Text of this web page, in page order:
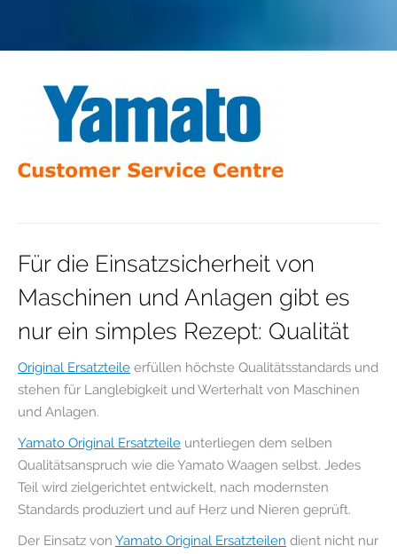
Für die Einsatzsicherheit von
Maschinen und Anlagen gibt es
nur ein simples Rezept: Qualität
Original Ersatzteile erfüllen höchste Qualitätsstandards und
stehen für Langlebigkeit und Werterhalt von Maschinen
und Anlagen.
Yamato Original Ersatzteile unterliegen dem selben
Qualitätsanspruch wie die Yamato Waagen selbst. Jedes
Teil wird zielgerichtet entwickelt, nach modernsten
Standards produziert und auf Herz und Nieren geprüft.
Der Einsatz von Yamato Original Ersatzteilen dient nicht nur